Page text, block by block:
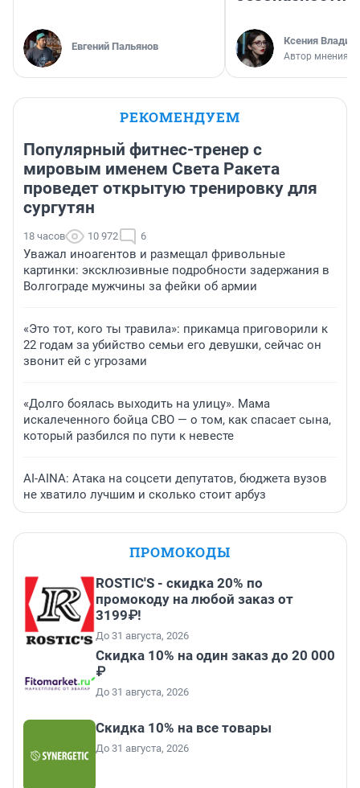
Евгений Пальянов Ксения
Автор мнения
РЕКОМЕНДУЕМ
Популярный фитнес-тренер с
мировым именем Света Ракета
проведет открытую тренировку для
сургутян
18 часов 10 972 6
Уважал иноагентов и размещал фривольные
картинки: эксклюзивные подробности задержания в
Волгограде мужчины за фейки об армии
«Это тот, кого ты травила»: прикамца приговорили к
22 годам за убийство семьи его девушки, сейчас он
звонит ей с угрозами
«Долго боялась выходить на улицу». Мама
искалеченного бойца СВО — о том, как спасает сына,
который разбился по пути к невесте
AI-AINA: Атака на соцсети депутатов, бюджета вузов
не хватило лучшим и сколько стоит арбуз
ПРОМОКОДЫ
ROSTIC'S - скидка 20% по
промокоду на любой заказ от
3199₽!
До 31 августа, 2026
Скидка 10% на один заказ до 20 000
₽
До 31 августа, 2026
Скидка 10% на все товары
До 31 августа, 2026